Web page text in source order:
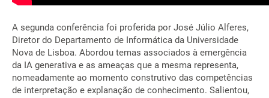
A segunda conferência foi proferida por José Júlio Alferes,
Diretor do Departamento de Informática da Universidade
Nova de Lisboa. Abordou temas associados à emergência
da IA generativa e as ameaças que a mesma representa,
nomeadamente ao momento construtivo das competências
de interpretação e explanação de conhecimento. Salientou,